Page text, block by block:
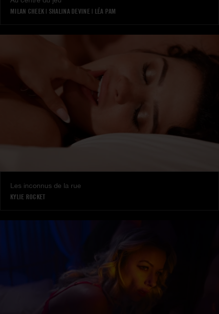
MILAN CHEEK | SHALINA DEVINE| LÉA PAM
Les inconnus de la rue
KYLIE ROCKET